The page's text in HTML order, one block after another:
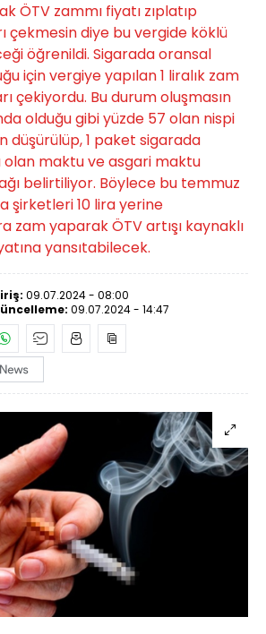
ÖTV zammı fiyatı zıplatıp
çekmesin diye bu vergide köklü
öğrenildi. Sigarada oransal
için vergiye yapılan 1 liralık zam
çekiyordu. Bu durum oluşmasın
olduğu gibi yüzde 57 olan nispi
düşürülüp, 1 paket sigarada
maktu ve asgari maktu
belirtiliyor. Böylece bu temmuz
şirketleri 10 lira yerine
zam yaparak ÖTV artışı kaynaklı
yansıtabilecek.
09.07.2024 - 08:00
09.07.2024 - 14:47